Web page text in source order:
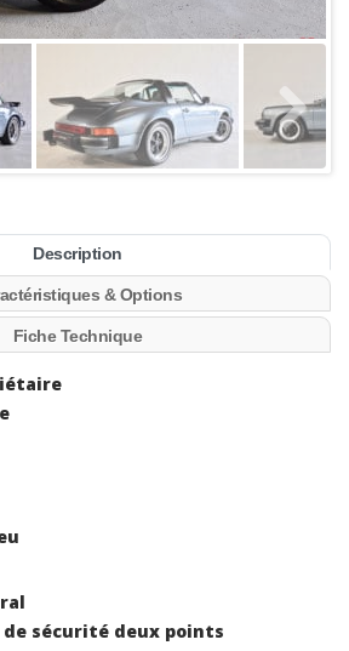
Description
& Options
Fiche Technique
sécurité deux points